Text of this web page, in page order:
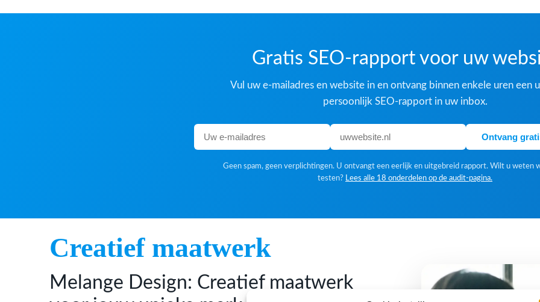
Gratis SEO-rapport voor uw
Vul uw e-mailadres en website in en ontvang binnen enkele uren een
persoonlijk SEO-rapport in uw inbox.
Ontvang
Geen spam, geen verplichtingen. U ontvangt een eerlijk en uitgebreid rapport. Wilt u weten
testen? Lees alle 18 onderdelen op de audit-pagina.
Creatief maatwerk
Melange Design: Creatief maatwerk